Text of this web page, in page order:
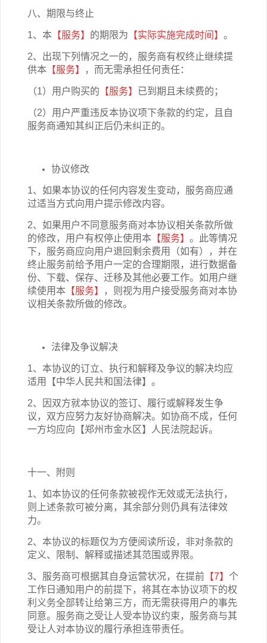
八、期限与终止
1、本 【服务】 的期限为 【实际实施完成时间 】 。
2、出现下列情况之一的，服务商有权终止继续提
供本 【服务】 ，而无需承担任何责任：
（1）用户购买的 【服务】 已到期且未续费的；
（2）用户严重违反本协议项下条款的约定，且自
服务商通知其纠正后仍未纠正的。
协议修改
1、如果本协议的任何内容发生变动，服务商应通
过适当方式向用户提示修改内容。
2、如果用户不同意服务商对本协议相关条款所做
的修改，用户有权停止使用本 【服务】 。此等情况
下，服务商应向用户退回剩余费用（如有），并在
终止服务前给予用户一定的合理期限，进行数据备
份、下载、保存、迁移及其他必要工作。如用户继
续使用本 【服务】
，则视为用户接受服务商对本协
议相关条款所做的修改。
法律及争议解决
1、本协议的订立、执行和解释及争议的解决均应
适用【中华人民共和国法律】。
2、因双方就本协议的签订、履行或解释发生争
议，双方应努力友好协商解决。如协商不成，任何
一方均应向【郑州市金水区】人民法院起诉。
十一、附则
1、如本协议的任何条款被视作无效或无法执行，
则上述条款可被分离，其余部分则仍具有法律效
力。
2、本协议的标题仅为方便阅读所设，非对条款的
定义、限制、解释或描述其范围或界限。
3、服务商可根据其自身运营状况，在提前 【7】 个
工作日通知用户的前提下，将其在本协议项下的权
利义务全部转让给第三方，而无需获得用户的事先
同意。服务商之受让人受本协议约束，服务商与其
受让人对本协议的履行承担连带责任。